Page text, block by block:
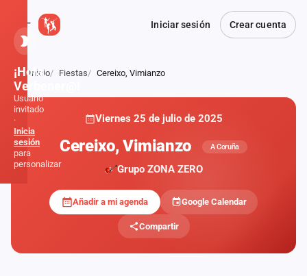
Iniciar sesión Crear cuenta
Atrás
Inicio Fiestas Cereixo, Vimianzo
Viernes 25 de julio de 2025
Cereixo, Vimianzo A Coruña
Grupo ZONA ZERO
Añadir a mi agenda Google Calendar
Compartir
¡Hola,
Verbener@!
Usuario
invitado
·
Inicia
sesión
para
personalizar